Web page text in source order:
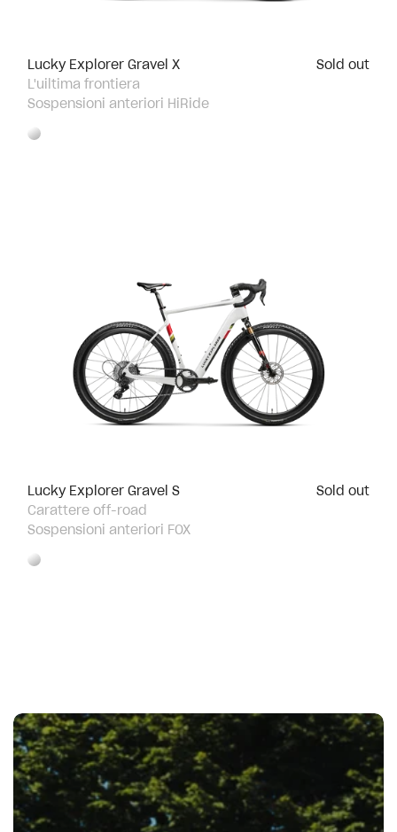
Lucky Explorer Gravel X
Sold out
L'uiltima frontiera
Sospensioni anteriori HiRide
Lucky Explorer Gravel S
Sold out
Carattere off-road
Sospensioni anteriori FOX